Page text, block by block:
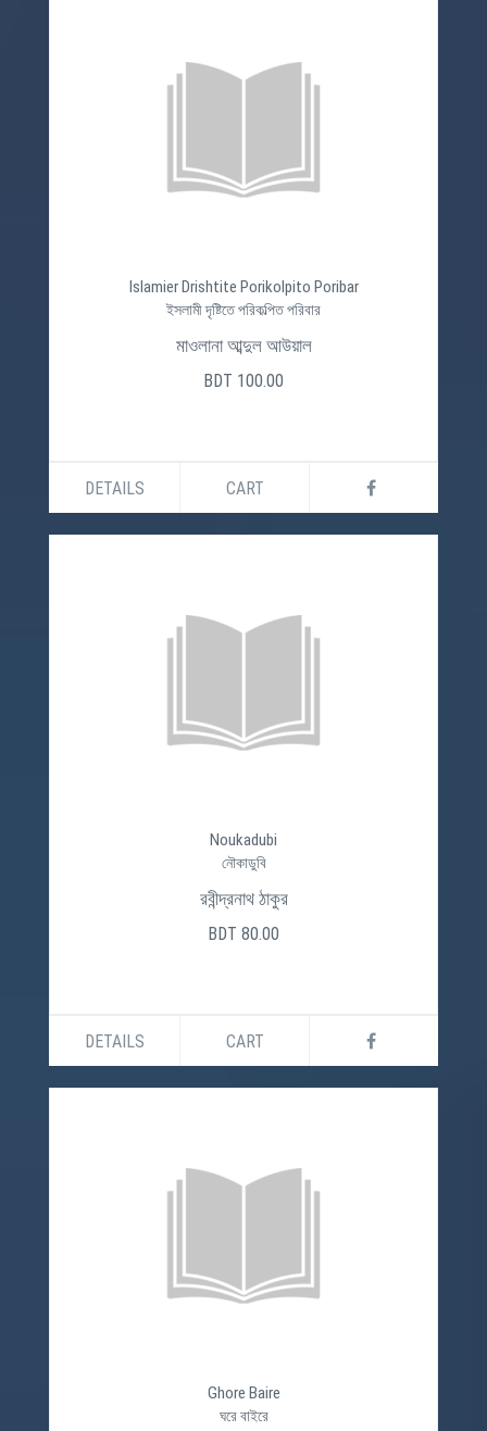
Islamier Drishtite Porikolpito Poribar
ইসলামী দৃষ্টিতে পরিকল্পিত পরিবার
মাওলানা আব্দুল আউয়াল
BDT 100.00
DETAILS CART
Noukadubi
নৌকাডুবি
রবীন্দ্রনাথ ঠাকুর
BDT 80.00
DETAILS CART
Ghore Baire
ঘরে বাইরে